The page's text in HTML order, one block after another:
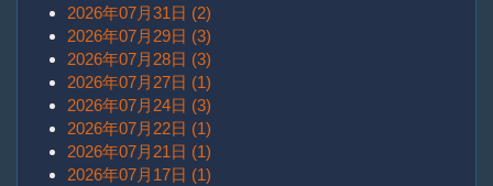
2026年07月31日 (2)
2026年07月29日 (3)
2026年07月28日 (3)
2026年07月27日 (1)
2026年07月24日 (3)
2026年07月22日 (1)
2026年07月21日 (1)
2026年07月17日 (1)